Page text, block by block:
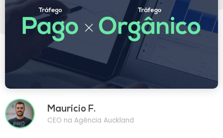
Maurício F.
CEO na Agência Auckland